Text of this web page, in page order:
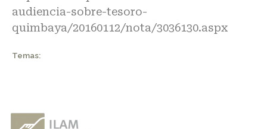
audiencia-sobre-tesoro-
quimbaya/20160112/nota/3036130.aspx
Temas: